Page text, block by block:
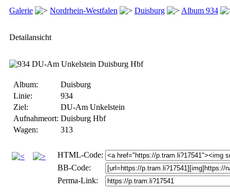
Galerie Nordrhein-Westfalen Duisburg Album 934
Detailansicht
Album:
Duisburg
Linie:
934
Ziel:
DU-Am Unkelstein
Aufnahmeort: Duisburg Hbf
Wagen:
313
HTML-Code:
BB-Code:
Perma-Link: